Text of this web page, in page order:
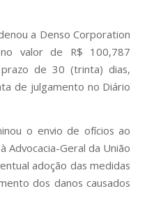
a Denso Corporation
valor de R$ 100,787
de 30 (trinta) dias,
de julgamento no Diário
o envio de ofícios ao
Advocacia-Geral da União
adoção das medidas
dos danos causados